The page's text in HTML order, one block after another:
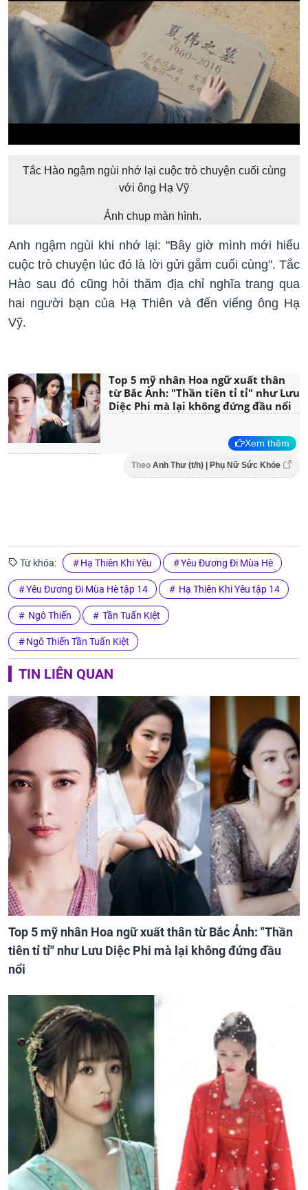
Tắc Hào ngậm ngùi nhớ lại cuộc trò chuyện cuối cùng
với ông Hạ Vỹ
Ảnh chụp màn hình.
Anh ngậm ngùi khi nhớ lại: "Bây giờ mình mới hiểu
cuộc trò chuyện lúc đó là lời gửi gắm cuối cùng". Tắc
Hào sau đó cũng hỏi thăm địa chỉ nghĩa trang qua
hai người bạn của Hạ Thiên và đến viếng ông Hạ
Vỹ.
Top 5 mỹ nhân Hoa ngữ xuất thân
từ Bắc Ảnh: "Thần tiên tỉ tỉ" như Lưu
Diệc Phi mà lại không đứng đầu nổi
Xem thêm
Theo Anh Thư (t/h) | Phụ Nữ Sức Khỏe
Từ khóa: Hạ Thiên Khi Yêu Yêu Đương Đi Mùa Hè
Yêu Đương Đi Mùa Hè tập 14 Hạ Thiên Khi Yêu tập 14
Ngô Thiến Tần Tuấn Kiệt
Ngô Thiến Tần Tuấn Kiệt
TIN LIÊN QUAN
Top 5 mỹ nhân Hoa ngữ xuất thân từ Bắc Ảnh: "Thần
tiên tỉ tỉ" như Lưu Diệc Phi mà lại không đứng đầu
nổi